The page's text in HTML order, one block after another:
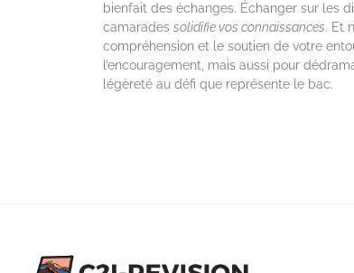
bienfait des échanges. Échanger sur les
camarades solidifie vos connaissances. Et
compréhension et le soutien de votre
l’encouragement, mais aussi pour
légèreté au défi que représente le bac.